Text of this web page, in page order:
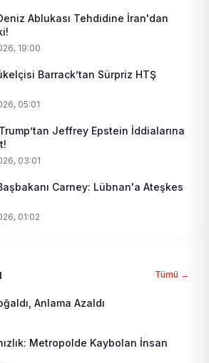
Ablukası Tehdidine İran'dan
19:00
Barrack’tan Sürpriz HTŞ
05:01
Jeffrey Epstein İddialarına
03:01
Carney: Lübnan'a Ateşkes
01:02
Tümü →
Anlama Azaldı
Metropolde Kaybolan İnsan